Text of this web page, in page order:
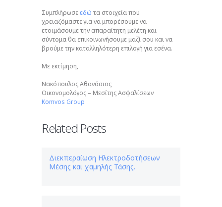
Συμπλήρωσε εδώ τα στοιχεία που
χρειαζόμαστε για να μπορέσουμε να
ετοιμάσουμε την απαραίτητη μελέτη και
σύντομα θα επικοινωνήσουμε μαζί σου και να
βρούμε την καταλληλότερη επιλογή για εσένα.
Με εκτίμηση,
Νακόπουλος Αθανάσιος
Οικονομολόγος – Μεσίτης Ασφαλίσεων
Komvos Group
Related Posts
Διεκπεραίωση Ηλεκτροδοτήσεων
Μέσης και χαμηλής Τάσης.